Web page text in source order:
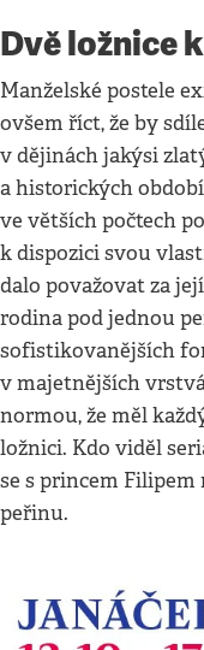
Dvě ložnice
Manželské postele
ovšem říct, že by
v dějinách jakýsi
a historických
ve větších počtech
k dispozici svou
dalo považovat za
rodina pod jednou
sofistikovanějších
v majetnějších
normou, že měl
ložnici. Kdo viděl
se s princem
peřinu.